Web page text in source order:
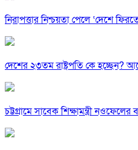
নিরাপত্তার নিশ্চয়তা পেলে ‘দেশে
দেশের ২৩তম রাষ্ট্রপতি কে হচ্ছেন?
চট্টগ্রামে সাবেক শিক্ষামন্ত্রী